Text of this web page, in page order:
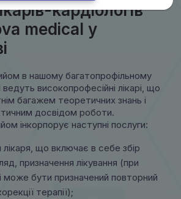
кардіологів
medical у
в нашому багатопрофільному
високопрофесійні лікарі, що
багажем теоретичних знань і
досвідом роботи.
інкорпорує наступні послуги:
лікаря, що включає в себе збір
призначення лікування (при
може бути призначений повторний
терапії);